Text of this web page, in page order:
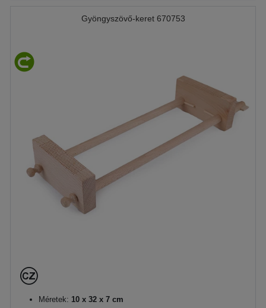
Gyöngyszövő-keret 670753
Méretek: 10 x 32 x 7 cm